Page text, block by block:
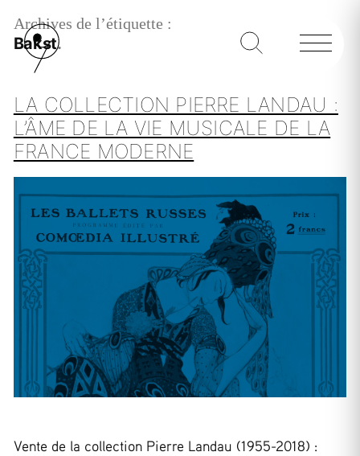
Archives de l’étiquette :
Bakst
LA COLLECTION PIERRE LANDAU :
L’ÂME DE LA VIE MUSICALE DE LA
FRANCE MODERNE
Vente de la collection Pierre Landau (1955-2018) :